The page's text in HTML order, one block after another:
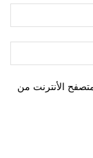
الأنترنت من